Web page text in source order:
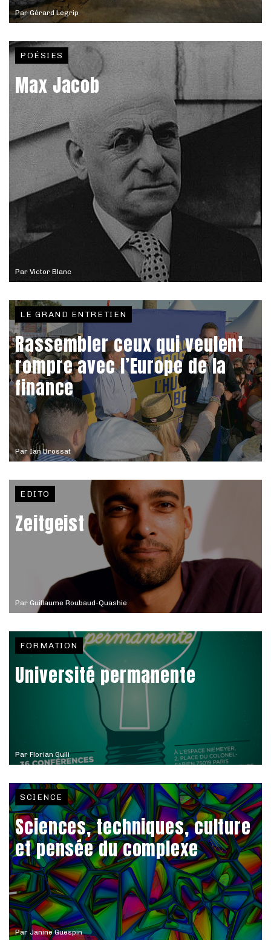
ParGérard Legrip
Par Victor Blanc
POÉSIES
Max Jacob
Par Ian Brossat
LE GRAND ENTRETIEN
Rassembler ceux qui veulent
rompre avec l’Europe de la
finance
Par Guillaume Roubaud-Quashie
EDITO
Zeitgeist
ParFlorian Gulli
FORMATION
Université permanente
Par Janine Guespin
SCIENCE
Sciences, techniques, culture
et pensée du complexe